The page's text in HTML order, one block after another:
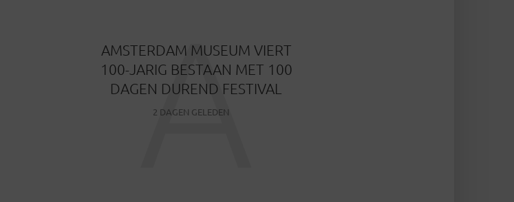
AMSTERDAM MUSEUM VIERT
100-JARIG BESTAAN MET 100
DAGEN DUREND FESTIVAL
2 DAGEN GELEDEN
A